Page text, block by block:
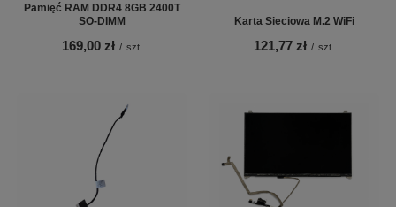
Pamięć RAM DDR4 8GB 2400T
SO-DIMM
169,00 zł / szt.
Karta Sieciowa M.2 WiFi
121,77 zł / szt.